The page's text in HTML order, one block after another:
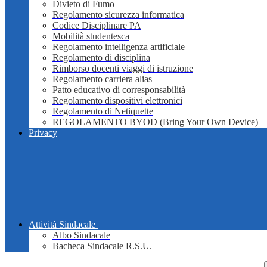
Divieto di Fumo
Regolamento sicurezza informatica
Codice Disciplinare PA
Mobilità studentesca
Regolamento intelligenza artificiale
Regolamento di disciplina
Rimborso docenti viaggi di istruzione
Regolamento carriera alias
Patto educativo di corresponsabilità
Regolamento dispositivi elettronici
Regolamento di Netiquette
REGOLAMENTO BYOD (Bring Your Own Device)
Privacy
Attività Sindacale
Albo Sindacale
Bacheca Sindacale R.S.U.